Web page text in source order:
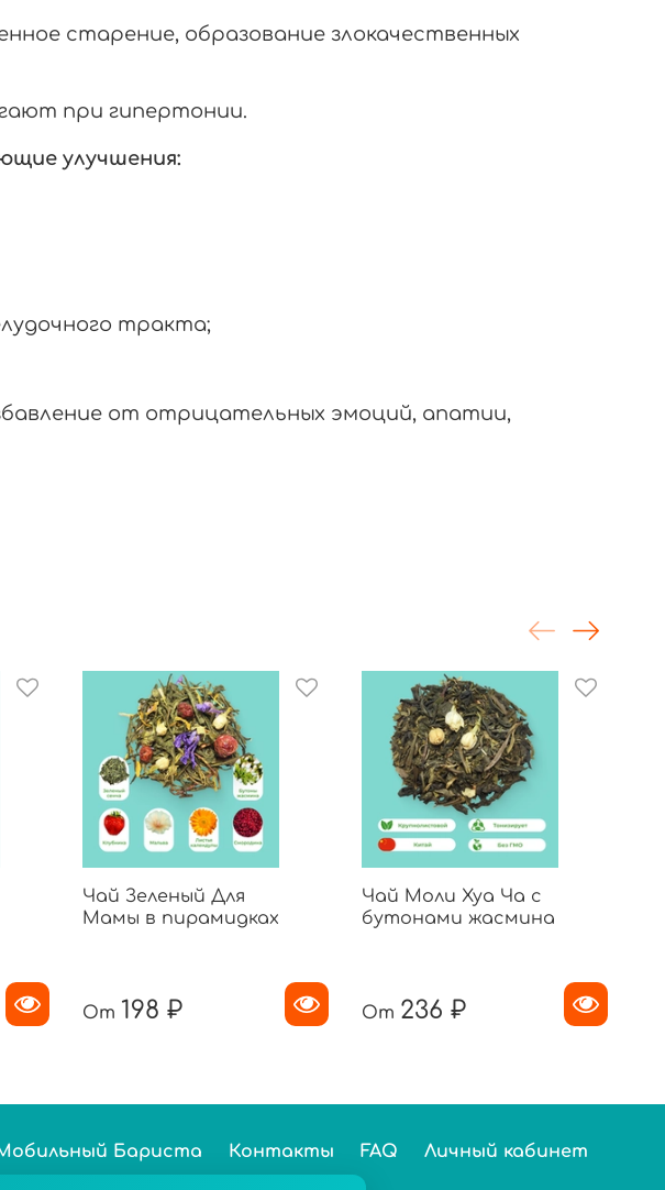
старение, образование злокачественных
при гипертонии.
улучшения:
тракта;
от отрицательных эмоций, апатии,
Чай Зеленый Для
Мамы в пирамидках
От 198 ₽
Чай Моли Хуа Ча с
бутонами жасмина
От 236 ₽
Бариста Контакты FAQ Личный кабинет